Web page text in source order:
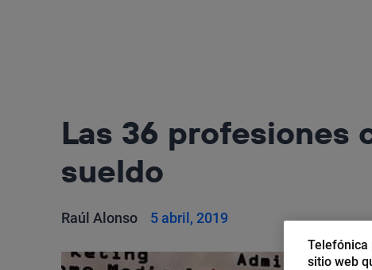
Las 36 profesiones
sueldo
Raúl Alonso 5 abril, 2019
Telefónica
sitio web